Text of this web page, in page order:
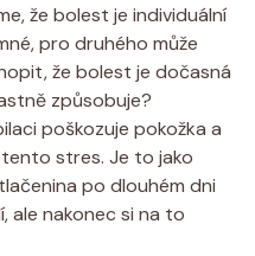
že bolest⁣ je ⁣individuální
pro ​druhého může
že bolest ​je dočasná
způsobuje?
poškozuje pokožka a‌
stres. Je to ⁤jako
po ⁢dlouhém ⁤dni
ale nakonec si na to